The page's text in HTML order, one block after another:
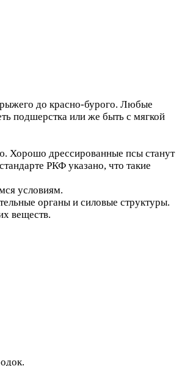
до красно-бурого. Любые
подшерстка или же быть с мягкой
Хорошо дрессированные псы станут
РКФ указано, что такие
условиям.
органы и силовые структуры.
веществ.